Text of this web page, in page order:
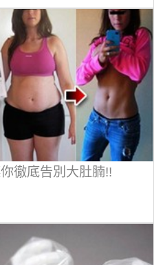
徹底告別大肚腩!!